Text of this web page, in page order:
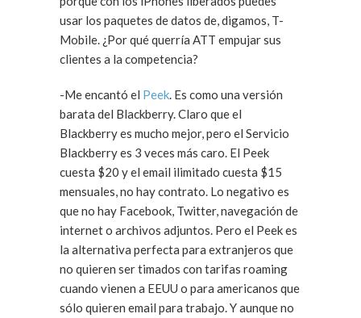
usar los paquetes de datos de, digamos, T-
Mobile. ¿Por qué querría ATT empujar sus
clientes a la competencia?
-Me encantó el Peek. Es como una versión
barata del Blackberry. Claro que el
Blackberry es mucho mejor, pero el Servicio
Blackberry es 3 veces más caro. El Peek
cuesta $20 y el email ilimitado cuesta $15
mensuales, no hay contrato. Lo negativo es
que no hay Facebook, Twitter, navegación de
internet o archivos adjuntos. Pero el Peek es
la alternativa perfecta para extranjeros que
no quieren ser timados con tarifas roaming
cuando vienen a EEUU o para americanos que
sólo quieren email para trabajo. Y aunque no